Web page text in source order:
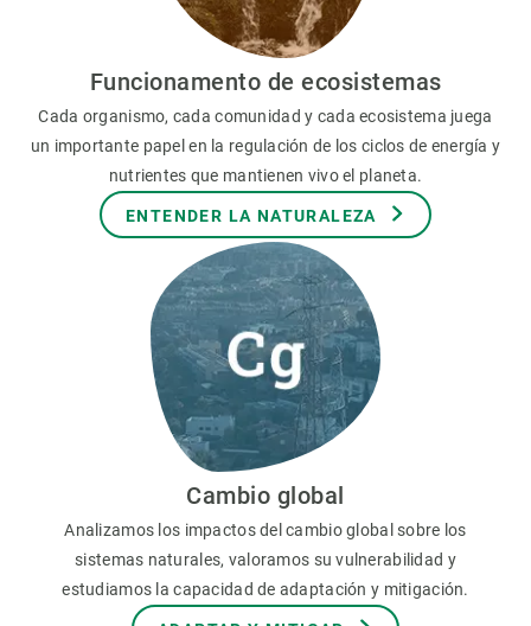
Funcionamento de ecosistemas
Cada organismo, cada comunidad y cada ecosistema juega
un importante papel en la regulación de los ciclos de energía y
nutrientes que mantienen vivo el planeta.
ENTENDER LA NATURALEZA
Cambio global
Analizamos los impactos del cambio global sobre los
sistemas naturales, valoramos su vulnerabilidad y
estudiamos la capacidad de adaptación y mitigación.